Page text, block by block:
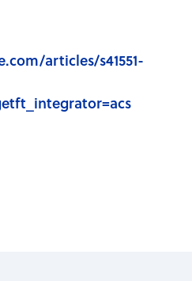
articles/s41551-